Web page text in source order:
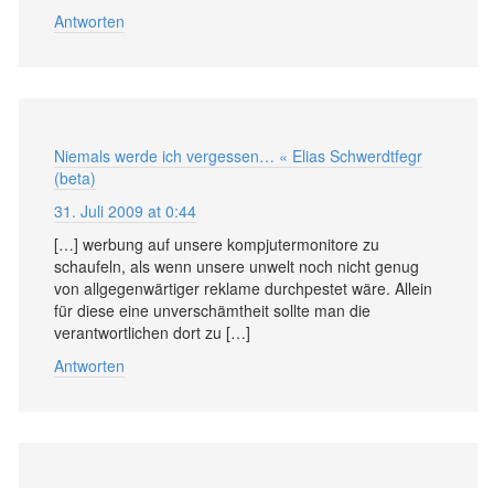
Antworten
Niemals werde ich vergessen… « Elias Schwerdtfegr
(beta)
31. Juli 2009 at 0:44
[…] werbung auf unsere kompjutermonitore zu
schaufeln, als wenn unsere unwelt noch nicht genug
von allgegenwärtiger reklame durchpestet wäre. Allein
für diese eine unverschämtheit sollte man die
verantwortlichen dort zu […]
Antworten